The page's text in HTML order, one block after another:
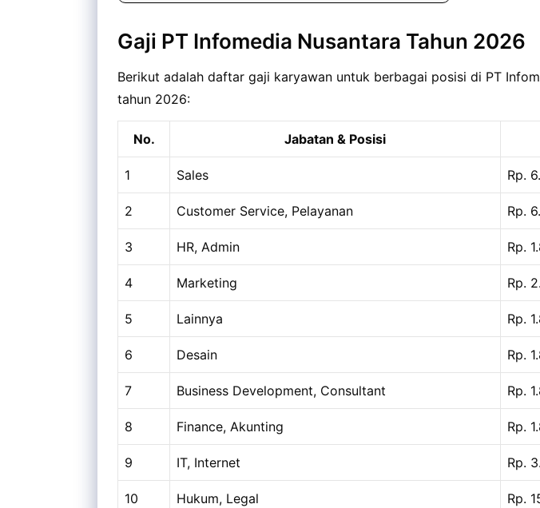
Gaji PT Infomedia Nusantara Tahun 2026
Berikut adalah daftar gaji karyawan untuk berbagai posisi di PT
tahun 2026:
No. Jabatan & Posisi
1 Sales Rp.
2 Customer Service, Pelayanan Rp.
3 HR, Admin Rp.
4 Marketing Rp.
5 Lainnya Rp.
6 Desain Rp.
7 Business Development, Consultant Rp.
8 Finance, Akunting Rp.
9 IT, Internet Rp.
10 Hukum, Legal Rp.